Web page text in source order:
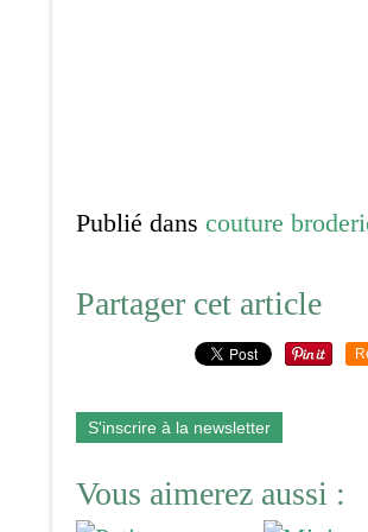
Publié dans couture
Partager cet article
S'inscrire à la newsletter
Vous aimerez aussi :